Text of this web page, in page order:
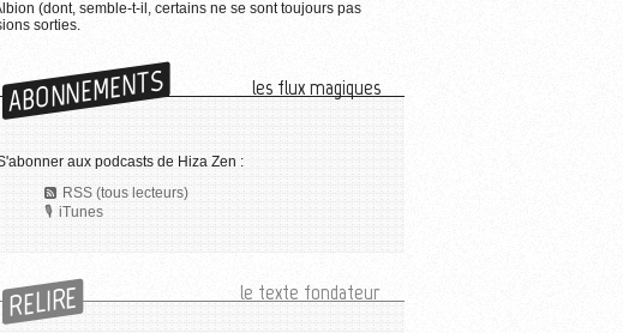
(dont, semble-t-il, certains ne se sont toujours pas
sorties.
ABONNEMENTS les flux magiques
aux podcasts de Hiza Zen :
RSS (tous lecteurs)
iTunes
RELIRE le texte fondateur